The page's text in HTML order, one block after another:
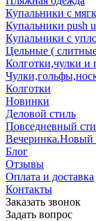
Купальники с
Купальники push
Купальники с
Цельные (
Колготки,чулки и
Колготки
Новинки
Деловой стиль
Повседневный
Вечеринка.Новый
Блог
Отзывы
Оплата и доставка
Контакты
Заказать звонок
Задать вопрос